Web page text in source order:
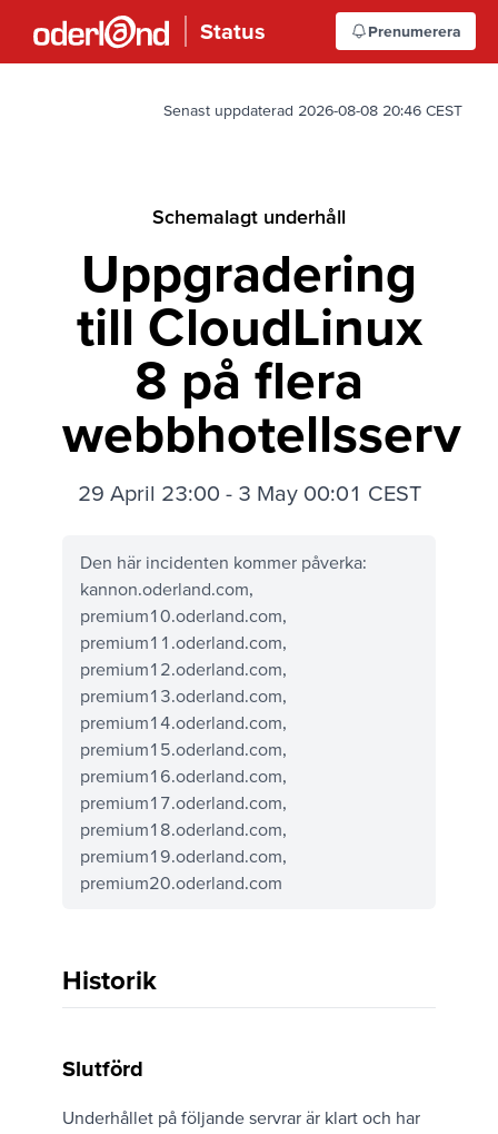
Status Prenumerera
Senast uppdaterad 2026-08-08 20:46 CEST
Schemalagt underhåll
Uppgradering
till CloudLinux
8 på flera
29 April 23:00 - 3 May 00:01 CEST
Den här incidenten kommer påverka:
kannon.oderland.com,
premium10.oderland.com,
premium11.oderland.com,
premium12.oderland.com,
premium13.oderland.com,
premium14.oderland.com,
premium15.oderland.com,
premium16.oderland.com,
premium17.oderland.com,
premium18.oderland.com,
premium19.oderland.com,
premium20.oderland.com
Historik
Slutförd
Underhållet på följande servrar är klart och har